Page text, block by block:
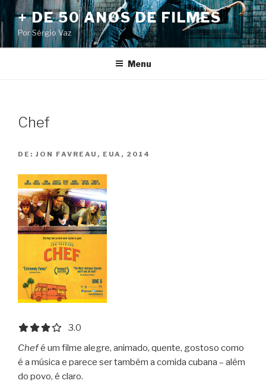
Pular
para
o
conteúdo
+ DE 50 ANOS DE FILMES
Por Sérgio Vaz
Menu
Chef
DE: JON FAVREAU, EUA, 2014
3.0 out of 5.0 stars
3.0
Chefé um filme alegre, animado, quente, gostoso como
é a música e parece ser também a comida cubana – além
do povo, é claro.